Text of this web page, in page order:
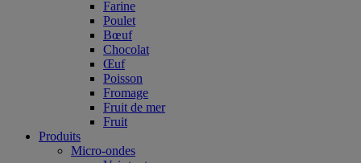
Farine
Poulet
Bœuf
Chocolat
Œuf
Poisson
Fromage
Fruit de mer
Fruit
Produits
Micro-ondes